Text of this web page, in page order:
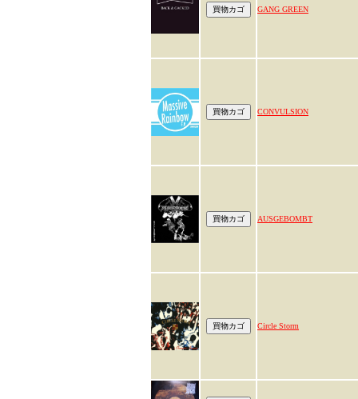
GANG GREEN
CONVULSION
AUSGEBOMBT
Circle Storm